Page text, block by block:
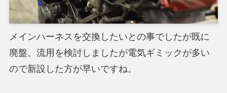
メインハーネスを交換したいとの事でしたが既に
廃盤。流用を検討しましたが電気ギミックが多い
ので新設した方が早いですね。